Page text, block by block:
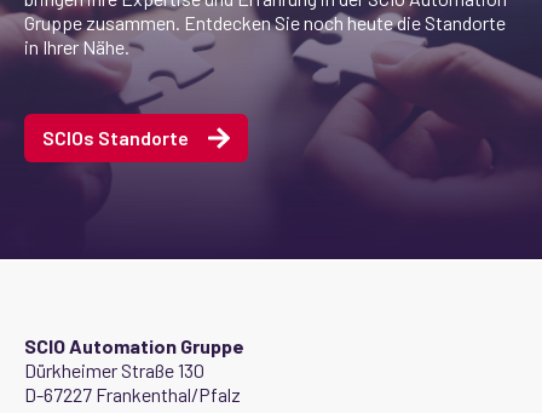
Gruppe zusammen. Entdecken Sie noch heute die Standorte
in Ihrer Nähe.
SCIOs Standorte
SCIO Automation Gruppe
Dürkheimer Straße 130
D-67227 Frankenthal/Pfalz